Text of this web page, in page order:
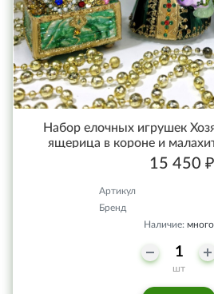
Набор елочных игрушек
ящерица в короне и
15 450 ₽
Артикул
Бренд
Наличие: много
шт